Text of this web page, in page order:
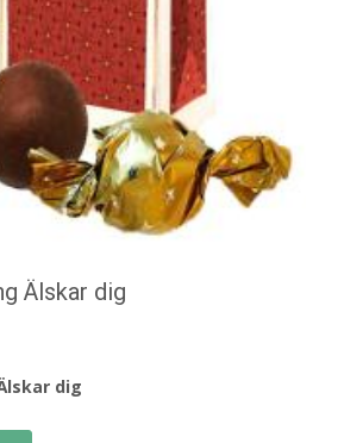
Älskar dig
dig